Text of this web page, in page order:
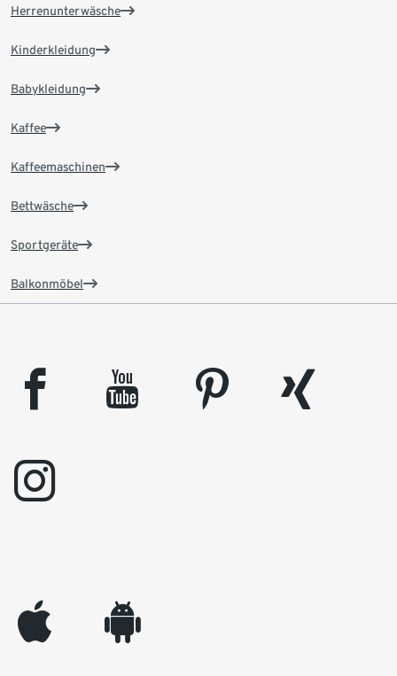
Herrenunterwäsche
Kinderkleidung
Babykleidung
Kaffee
Kaffeemaschinen
Bettwäsche
Sportgeräte
Balkonmöbel
facebook youtube pinterest
xing
instagram
appleinc android